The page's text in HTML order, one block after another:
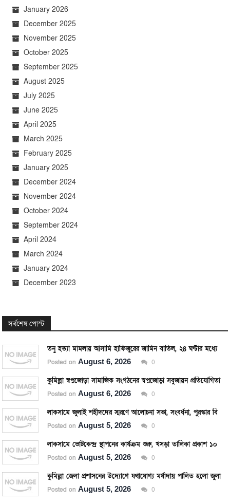
January 2026
December 2025
November 2025
October 2025
September 2025
August 2025
July 2025
June 2025
April 2025
March 2025
February 2025
January 2025
December 2024
November 2024
October 2024
September 2024
April 2024
March 2024
January 2024
December 2023
সর্বশেষ পোস্ট
Posted onAugust 6, 2026 0
কুমিল্লা স্বপ্নজোড়া সামাজিক সংগঠনের স্বপ্নজোড়া সবুজায়ন প্রতিযোগিতার পুরস্কার বিতরণ।
Posted onAugust 6, 2026 0
লাকসামে জুলাই শহীদদের স্মরণে আলোচনা সভা, সংবর্ধনা, পুরস্কার বিতরণ ও দোয়া অনুষ্ঠিত।
Posted onAugust 5, 2026 0
Posted onAugust 5, 2026 0
কুমিল্লা জেলা প্রশাসনের উদ্যোগে যথাযোগ্য মর্যাদায় পালিত হলো জুলাই গণঅভ্যুত্থান দিবস ২০২৬।
Posted onAugust 5, 2026 0